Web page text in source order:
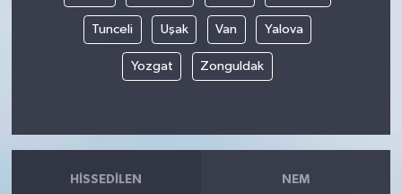
Tunceli Uşak Van Yalova
Yozgat Zonguldak
HISSEDILEN NEM